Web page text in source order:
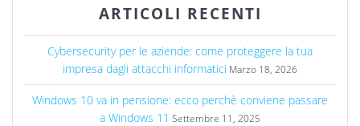
ARTICOLI RECENTI
Cybersecurity per le aziende: come proteggere la tua
impresa dagli attacchi informatici Marzo 18, 2026
Windows 10 va in pensione: ecco perchè conviene passare
a Windows 11 Settembre 11, 2025